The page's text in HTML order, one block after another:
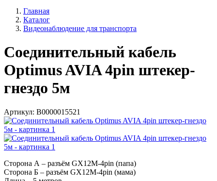
Главная
Каталог
Видеонаблюдение для транспорта
Соединительный кабель
Optimus AVIA 4pin штекер-
гнездо 5м
Артикул: В0000015521
Сторона А – разъём GX12M-4pin (папа)
Сторона Б – разъём GX12M-4pin (мама)